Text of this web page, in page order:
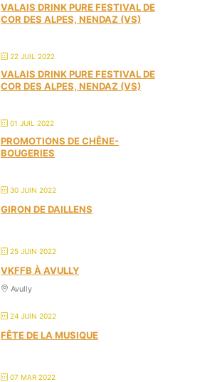
VALAIS DRINK PURE FESTIVAL DE
COR DES ALPES, NENDAZ (VS)
22 JUIL 2022
VALAIS DRINK PURE FESTIVAL DE
COR DES ALPES, NENDAZ (VS)
01 JUIL 2022
PROMOTIONS DE CHÊNE-
BOUGERIES
30 JUIN 2022
GIRON DE DAILLENS
25 JUIN 2022
VKFFB À AVULLY
Avully
24 JUIN 2022
FÊTE DE LA MUSIQUE
07 MAR 2022